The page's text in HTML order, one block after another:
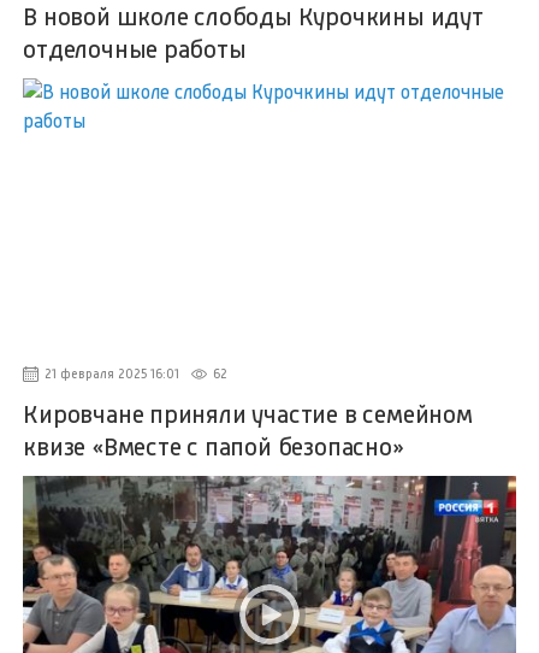
В новой школе слободы Курочкины идут
отделочные работы
21 февраля 2025 16:01 62
Кировчане приняли участие в семейном
квизе «Вместе с папой безопасно»